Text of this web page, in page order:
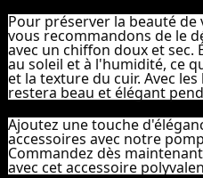
Pour préserver la beauté
vous recommandons de le
avec un chiffon doux et
au soleil et à l'humidité, ce
et la texture du cuir. Avec
restera beau et élégant
Ajoutez une touche
accessoires avec notre
Commandez dès
avec cet accessoire